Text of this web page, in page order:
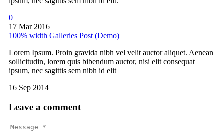
0
17 Mar 2016
100% width Galleries Post (Demo)
Lorem Ipsum. Proin gravida nibh vel velit auctor aliquet. Aenean
sollicitudin, lorem quis bibendum auctor, nisi elit consequat
ipsum, nec sagittis sem nibh id elit
16 Sep 2014
Leave a comment